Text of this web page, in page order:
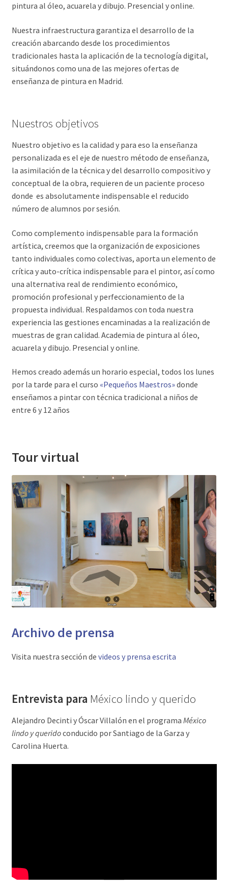
pintura al óleo, acuarela y dibujo. Presencial y online.
Nuestra infraestructura garantiza el desarrollo de la
creación abarcando desde los procedimientos
tradicionales hasta la aplicación de la tecnología digital,
situándonos como una de las mejores ofertas de
enseñanza de pintura en Madrid.
Nuestros objetivos
Nuestro objetivo es la calidad y para eso la enseñanza
personalizada es el eje de nuestro método de enseñanza,
la asimilación de la técnica y del desarrollo compositivo y
conceptual de la obra, requieren de un paciente proceso
donde es absolutamente indispensable el reducido
número de alumnos por sesión.
Como complemento indispensable para la formación
artística, creemos que la organización de exposiciones
tanto individuales como colectivas, aporta un elemento de
crítica y auto-crítica indispensable para el pintor, así como
una alternativa real de rendimiento económico,
promoción profesional y perfeccionamiento de la
propuesta individual. Respaldamos con toda nuestra
experiencia las gestiones encaminadas a la realización de
muestras de gran calidad. Academia de pintura al óleo,
acuarela y dibujo. Presencial y online.
Hemos creado además un horario especial, todos los lunes
por la tarde para el curso «Pequeños Maestros»donde
enseñamos a pintar con técnica tradicional a niños de
entre 6 y 12 años
Tour virtual
Archivo de prensa
Visita nuestra sección de videos y prensa escrita
Entrevista para México lindo y querido
Alejandro Decinti y Óscar Villalón en el programa México
lindo y queridoconducido por Santiago de la Garza y
Carolina Huerta.